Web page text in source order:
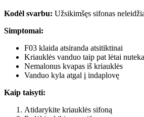
Kodėl svarbu: Užsikimšęs sifonas
Simptomai:
F03 klaida atsiranda atsitiktinai
Kriauklės vanduo taip pat lėtai nuteka
Nemalonus kvapas iš kriauklės
Vanduo kyla atgal į indaplovę
Kaip taisyti:
Atidarykite kriauklės sifoną